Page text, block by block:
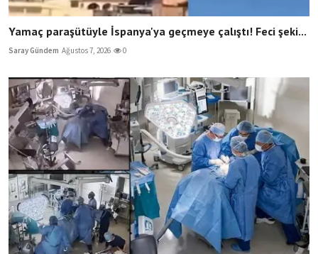
Yamaç paraşütüyle İspanya'ya geçmeye çalıştı! Feci şeki...
Saray Gündem Ağustos 7, 2026 0